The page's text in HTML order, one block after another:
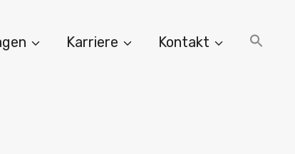
Karriere Kontakt